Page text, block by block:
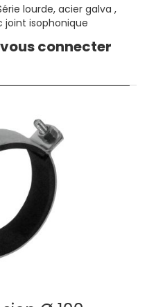
lourde, acier galva ,
joint isophonique
connecter